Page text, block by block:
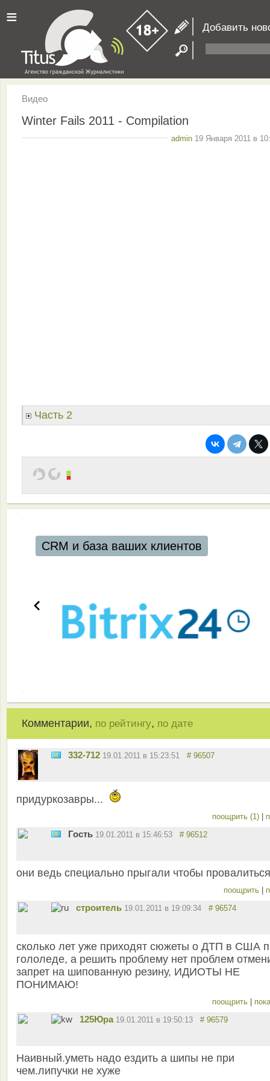
≡ Добавить
Видео
Winter Fails 2011 - Compilation
admin 19 Января 2011 в
Часть 2
CRM и база ваших клиентов
Комментарии, по рейтингу, по дате
332-712 19.01.2011 в 15:23:51 # 96507
придуркозавры...
поощрить (1)
Гость 19.01.2011 в 15:46:53 # 96512
они ведь специально прыгали чтобы
поощрить
строитель 19.01.2011 в 19:09:34 # 96574
сколько лет уже приходят сюжеты о ДТП в США
гололеде, а решить проблему нет проблем
запрет на шипованную резину, ИДИОТЫ НЕ
ПОНИМАЮ!
поощрить
125Юра 19.01.2011 в 19:50:13 # 96579
Наивный.уметь надо ездить а шипы не при
чем.липучки не хуже